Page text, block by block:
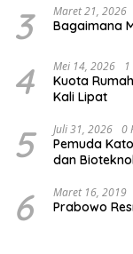
3 Maret 21, 2026
Bagaimana
4 Mei 14, 2026
Kuota
Kali Lipat
5 Juli 31, 2026 0
Pemuda
dan
6 Maret 16, 2019
Prabowo